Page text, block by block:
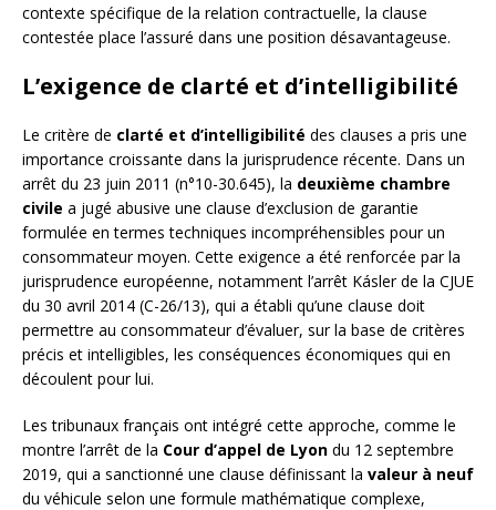
contexte spécifique de la relation contractuelle, la clause
contestée place l’assuré dans une position désavantageuse.
L’exigence de clarté et d’intelligibilité
Le critère de clarté et d’intelligibilité des clauses a pris une
importance croissante dans la jurisprudence récente. Dans un
arrêt du 23 juin 2011 (n°10-30.645), la deuxième chambre
civile a jugé abusive une clause d’exclusion de garantie
formulée en termes techniques incompréhensibles pour un
consommateur moyen. Cette exigence a été renforcée par la
jurisprudence européenne, notamment l’arrêt Kásler de la CJUE
du 30 avril 2014 (C-26/13), qui a établi qu’une clause doit
permettre au consommateur d’évaluer, sur la base de critères
précis et intelligibles, les conséquences économiques qui en
découlent pour lui.
Les tribunaux français ont intégré cette approche, comme le
montre l’arrêt de la Cour d’appel de Lyon du 12 septembre
2019, qui a sanctionné une clause définissant la valeur à neuf
du véhicule selon une formule mathématique complexe,